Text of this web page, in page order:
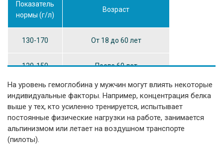
Показатель
нормы (г/л)
Возраст
130-170 От 18 до 60 лет
120-150 После 60 лет
115-140 После 70 лет
110-130 После 80 лет
На уровень гемоглобина у мужчин могут влиять некоторые
индивидуальные факторы. Например, концентрация белка
выше у тех, кто усиленно тренируется, испытывает
постоянные физические нагрузки на работе, занимается
альпинизмом или летает на воздушном транспорте
(пилоты).